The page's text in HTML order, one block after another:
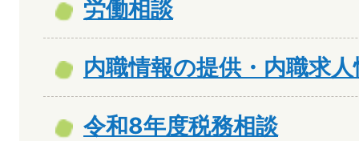
労働相談
内職情報の提供・内職求
令和8年度税務相談